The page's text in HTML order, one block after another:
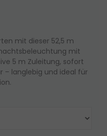
mit dieser 52,5 m
mit
5 m Zuleitung, sofort
– langlebig und ideal für